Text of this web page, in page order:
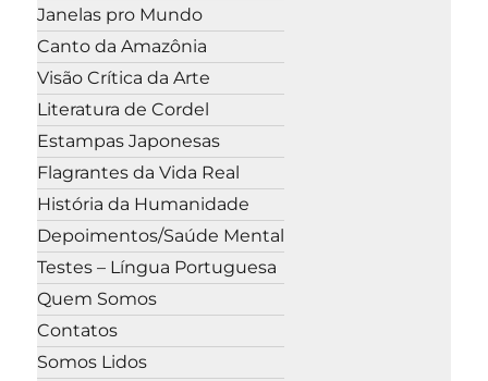
Janelas pro Mundo
Canto da Amazônia
Visão Crítica da Arte
Literatura de Cordel
Estampas Japonesas
Flagrantes da Vida Real
História da Humanidade
Depoimentos/Saúde Mental
Testes – Língua Portuguesa
Quem Somos
Contatos
Somos Lidos